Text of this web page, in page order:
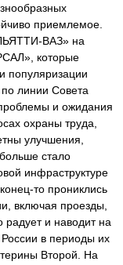
приемлемое.
ВАЗ» на
которые
популяризации
линии Совета
и ожидания
охраны труда,
улучшения,
стало
инфраструктуре
то прониклись
включая проезды,
радует и наводит на
в периоды их
Второй. На